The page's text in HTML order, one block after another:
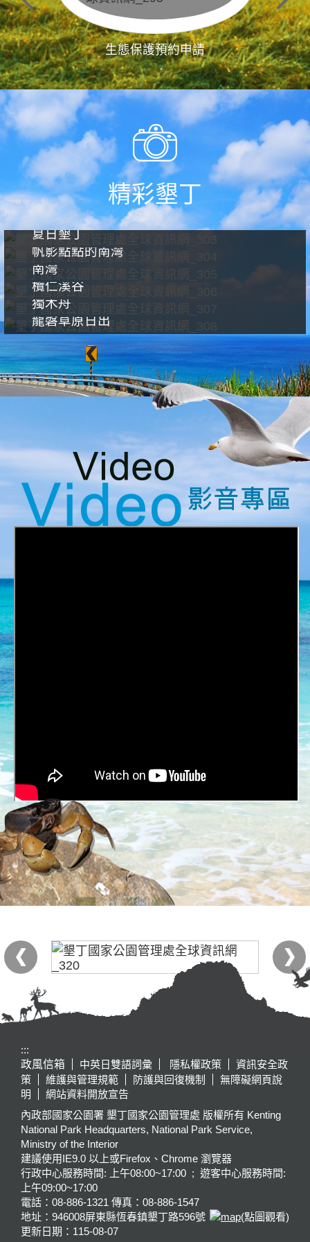
生態保護預約申請
精彩墾丁
夏日墾丁
帆影點點的南灣
南灣
欖仁溪谷
獨木舟
龍磐草原日出
:::
政風信箱
中英日雙語詞彙 隱私權政策
資訊安全政
策
維護與管理規範 防護與回復機制
無障礙網頁說
明
網站資料開放宣告
內政部國家公園署 墾丁國家公園管理處 版權所有 Kenting
National Park Headquarters, National Park Service,
Ministry of the Interior
建議使用IE9.0 以上或Firefox、Chrome 瀏覽器
行政中心服務時間: 上午08:00~17:00 ; 遊客中心服務時間:
上午09:00~17:00
電話：08-886-1321 傳真：08-886-1547
地址：946008屏東縣恆春鎮墾丁路596號
(點圖觀看)
更新日期： 115-08-07